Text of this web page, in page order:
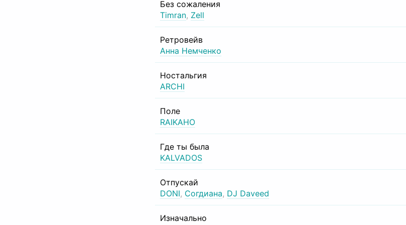
Без сожаления
Timran, Zell
Ретровейв
Анна Немченко
Ностальгия
ARCHI
Поле
RAIKAHO
Где ты была
KALVADOS
Отпускай
DONI, Согдиана, DJ Daveed
Изначально